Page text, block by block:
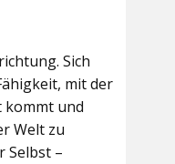
Sich
mit der
kommt und
Welt zu
Selbst –